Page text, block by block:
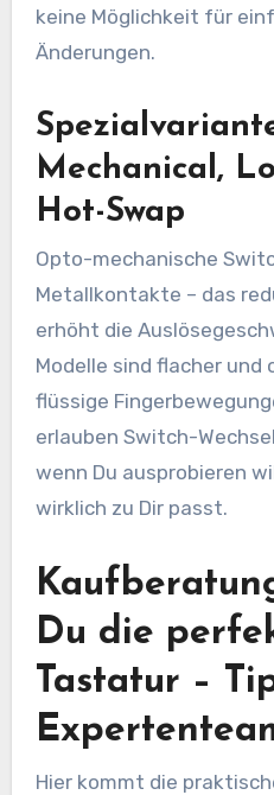
keine Möglichkeit für
Änderungen.
Mechanical,
Hot-Swap
Opto-mechanische
Metallkontakte – das
erhöht die
Modelle sind flacher
flüssige
erlauben Switch-
wenn Du ausprobieren
wirklich zu Dir passt.
Du die
Tastatur –
Hier kommt die